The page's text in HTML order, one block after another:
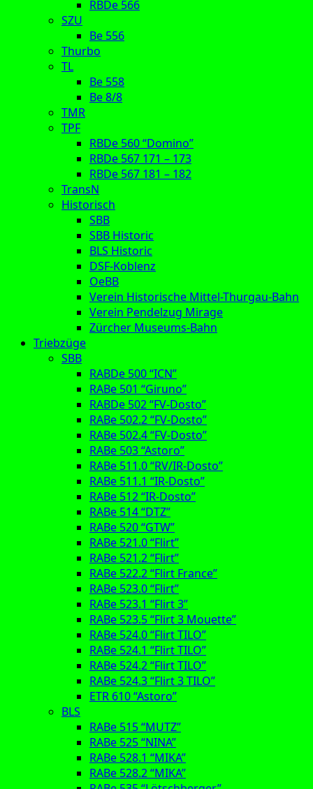
RBDe 566
SZU
Be 556
Thurbo
TL
Be 558
Be 8/8
TMR
TPF
RBDe 560 “Domino”
RBDe 567 171 – 173
RBDe 567 181 – 182
TransN
Historisch
SBB
SBB Historic
BLS Historic
DSF-Koblenz
OeBB
Verein Historische Mittel-Thurgau-Bahn
Verein Pendelzug Mirage
Zürcher Museums-Bahn
Triebzüge
SBB
RABDe 500 “ICN”
RABe 501 “Giruno”
RABDe 502 “FV-Dosto”
RABe 502.2 “FV-Dosto”
RABe 502.4 “FV-Dosto”
RABe 503 “Astoro”
RABe 511.0 “RV/IR-Dosto”
RABe 511.1 “IR-Dosto”
RABe 512 “IR-Dosto”
RABe 514 “DTZ”
RABe 520 “GTW”
RABe 521.0 “Flirt”
RABe 521.2 “Flirt”
RABe 522.2 “Flirt France”
RABe 523.0 “Flirt”
RABe 523.1 “Flirt 3”
RABe 523.5 “Flirt 3 Mouette”
RABe 524.0 “Flirt TILO”
RABe 524.1 “Flirt TILO”
RABe 524.2 “Flirt TILO”
RABe 524.3 “Flirt 3 TILO”
ETR 610 “Astoro”
BLS
RABe 515 “MUTZ”
RABe 525 “NINA”
RABe 528.1 “MIKA”
RABe 528.2 “MIKA”